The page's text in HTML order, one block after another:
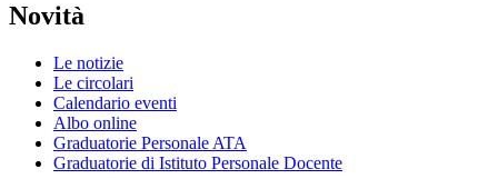
Novità
Le notizie
Le circolari
Calendario eventi
Albo online
Graduatorie Personale ATA
Graduatorie di Istituto Personale Docente